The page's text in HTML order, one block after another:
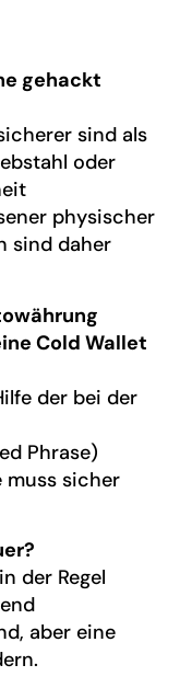
gehackt
sind als
oder
physischer
sind daher
Cold Wallet
der bei der
Phrase)
muss sicher
der Regel
aber eine